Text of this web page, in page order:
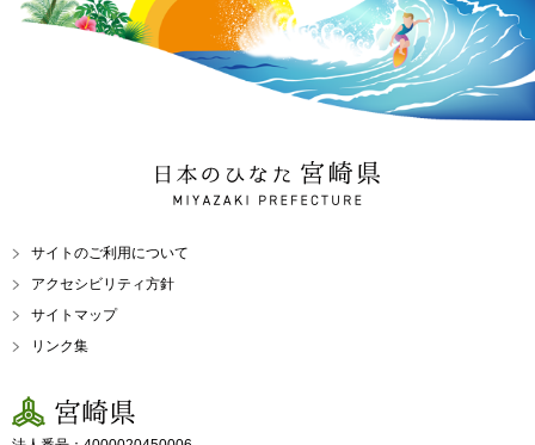
日本のひなた 宮崎県
MIYAZAKI PREFECTURE
サイトのご利用について
アクセシビリティ方針
サイトマップ
リンク集
宮崎県